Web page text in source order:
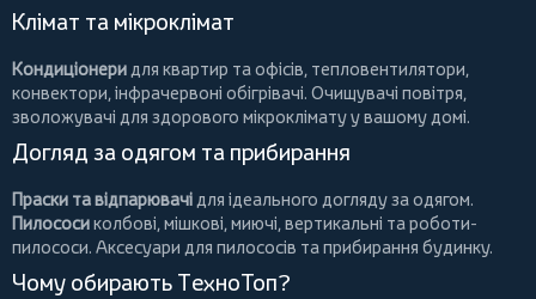
Клімат та мікроклімат
Кондиціонеридля квартир та офісів, тепловентилятори,
конвектори,інфрачервоні обігрівачі. Очищувачі повітря,
зволожувачі для здорового мікроклімату у вашому домі.
Догляд за одягом та прибирання
Праски та відпарювачідля ідеального догляду за одягом.
Пилососиколбові,мішкові,миючі,вертикальні тароботи-
пилососи. Аксесуари для пилососів та прибирання будинку.
Чому обирають ТехноТоп?